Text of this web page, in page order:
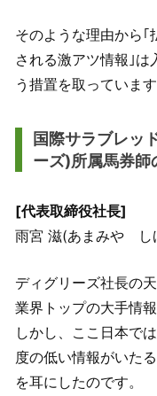
そのような理由から｢
される激アツ情報｣
う措置を取っています
国際サラブレッ
ーズ)所属馬券師
[代表取締役社長]
雨宮 滋(あまみや し
ディグリーズ社長の
業界トップの大手情
しかし、ここ日本で
度の低い情報がいた
を耳にしたのです。